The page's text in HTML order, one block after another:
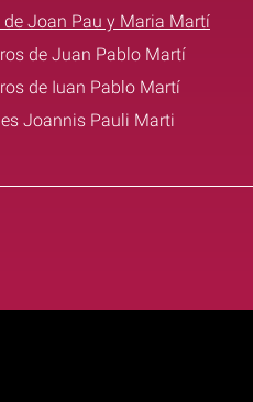
de Joan Pau y Maria Martí
de Juan Pablo Martí
de Iuan Pablo Martí
Joannis Pauli Marti